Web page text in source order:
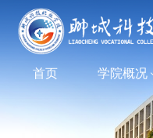
首页 学院概况